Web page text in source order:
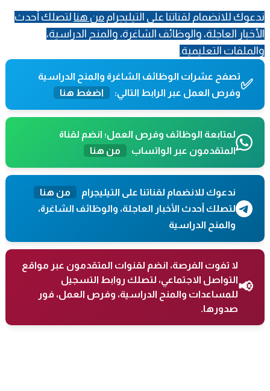
ندعوك للانضمام لقناتنا على التيليجرام من هنا لتصلك أحدث
الأخبار العاجلة، والوظائف الشاغرة، والمنح الدراسية،
والملفات التعليمية.
✅تصفح عشرات الوظائف الشاغرة والمنح الدراسية
وفرص العمل عبر الرابط التالي:
اضغط هنا
لمتابعة الوظائف وفرص العمل؛ انضم لقناة
المتقدمون عبر الواتساب
من هنا
ندعوك للانضمام لقناتنا على التيليجرام
من هنا
لتصلك أحدث الأخبار العاجلة، والوظائف الشاغرة،
والمنح الدراسية
📢
لا تفوت الفرصة، انضم لقنوات المتقدمون عبر مواقع
التواصل الاجتماعي، لتصلك روابط التسجيل
للمساعدات والمنح الدراسية، وفرص العمل، فور
صدورها.